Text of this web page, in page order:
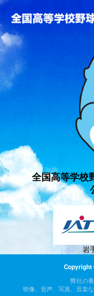
全国高等学校
岩
Copyright
弊社の
映像、音声、写真、音楽